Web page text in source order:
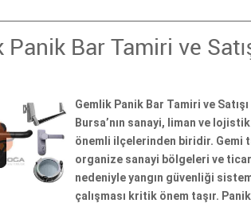
Panik Bar Tamiri ve
Gemlik Panik Bar Tamiri ve
Bursa’nın sanayi, liman ve
önemli ilçelerinden biridir. Gemi
organize sanayi bölgeleri ve
nedeniyle yangın güvenliği
çalışması kritik önem taşır.